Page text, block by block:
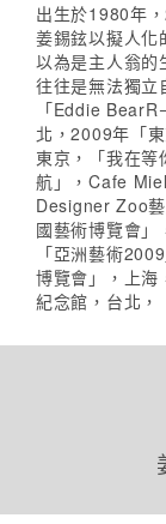
出生於1980年
姜錫鉉以擬人化
以為是主人翁的
往往是無法獨
「Eddie
北，2009年「
東京，「我在
航」，Cafe
Designer Zoo
國藝術博覽會」
「亞洲藝術
博覽會」，上
紀念館，台北，